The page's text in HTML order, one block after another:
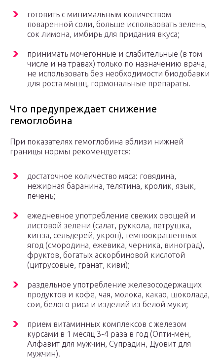
готовить с минимальным количеством
поваренной соли, больше использовать зелень,
сок лимона, имбирь для придания вкуса;
принимать мочегонные и слабительные (в том
числе и на травах) только по назначению врача,
не использовать без необходимости биодобавки
для роста мышц, гормональные препараты.
Что предупреждает снижение
гемоглобина
При показателях гемоглобина вблизи нижней
границы нормы рекомендуется:
достаточное количество мяса: говядина,
нежирная баранина, телятина, кролик, язык,
печень;
ежедневное употребление свежих овощей и
листовой зелени (салат, руккола, петрушка,
кинза, сельдерей, укроп), темноокрашенных
ягод (смородина, ежевика, черника, виноград),
фруктов, богатых аскорбиновой кислотой
(цитрусовые, гранат, киви);
раздельное употребление железосодержащих
продуктов и кофе, чая, молока, какао, шоколада,
сои, белого риса и изделий из белой муки;
прием витаминных комплексов с железом
курсами в 1 месяц 3-4 раза в год (Опти-мен,
Алфавит для мужчин, Супрадин, Дуовит для
мужчин).